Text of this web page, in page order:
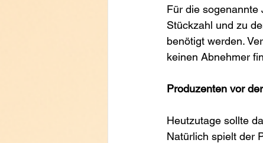
Für die sogenannte
Stückzahl und zu
benötigt werden.
keinen Abnehmer
Produzenten vor
Heutzutage sollte
Natürlich spielt der